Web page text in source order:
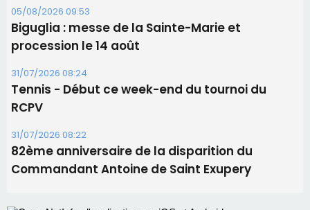
06/08/2026 15:25
Corte – L’association A Nuciola organise une
projection sous les étoiles
06/08/2026 15:04
Alata - Soirée Tango Argentin au stade de San
Benedetto
05/08/2026 09:53
Biguglia : messe de la Sainte-Marie et
procession le 14 août